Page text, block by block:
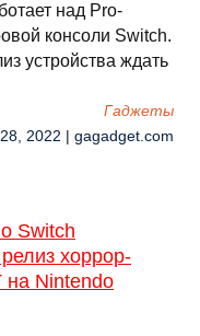
над Pro-
консоли Switch.
устройства ждать
Гаджеты
2022 | gagadget.com
Switch
хоррор-
на Nintendo